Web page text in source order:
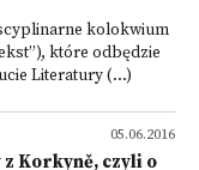
kolokwium
które odbędzie
Literatury (...)
05.06.2016
Korkyně, czyli o